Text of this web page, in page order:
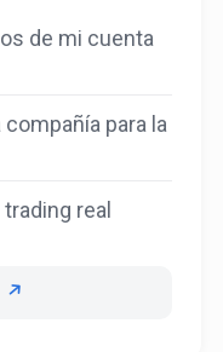
de mi cuenta
para la
real